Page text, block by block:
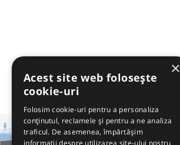
×
Acest site web folosește
cookie-uri
Folosim cookie-uri pentru a personaliza
conținutul, reclamele și pentru a ne analiza
traficul. De asemenea, împărtășim
informații despre utilizarea site-ului nostru